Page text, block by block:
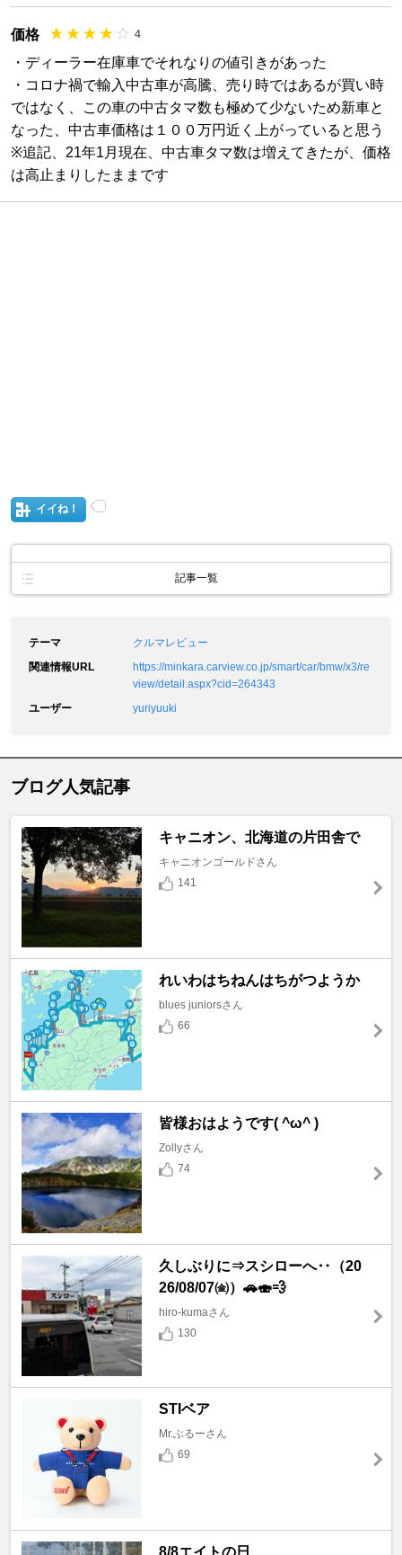
価格 4
・ディーラー在庫車でそれなりの値引きがあった
・コロナ禍で輸入中古車が高騰、売り時ではあるが買い時
ではなく、この車の中古タマ数も極めて少ないため新車と
なった、中古車価格は１００万円近く上がっていると思う
※追記、21年1月現在、中古車タマ数は増えてきたが、価格
は高止まりしたままです
イイね！
記事一覧
テーマ
クルマレビュー
関連情報URL
https://minkara.carview.co.jp/smart/car/bmw/x3/re
view/detail.aspx?cid=264343
ユーザー
yuriyuuki
ブログ人気記事
キャニオン、北海道の片田舎で
キャニオンゴールドさん
141
れいわはちねんはちがつようか
blues juniorsさん
66
皆様おはようです( ^ω^ )
Zollyさん
74
久しぶりに⇒スシローへ‥（20
26/08/07㈮）🚗🍣💨
hiro-kumaさん
130
STIベア
Mr.ぶるーさん
69